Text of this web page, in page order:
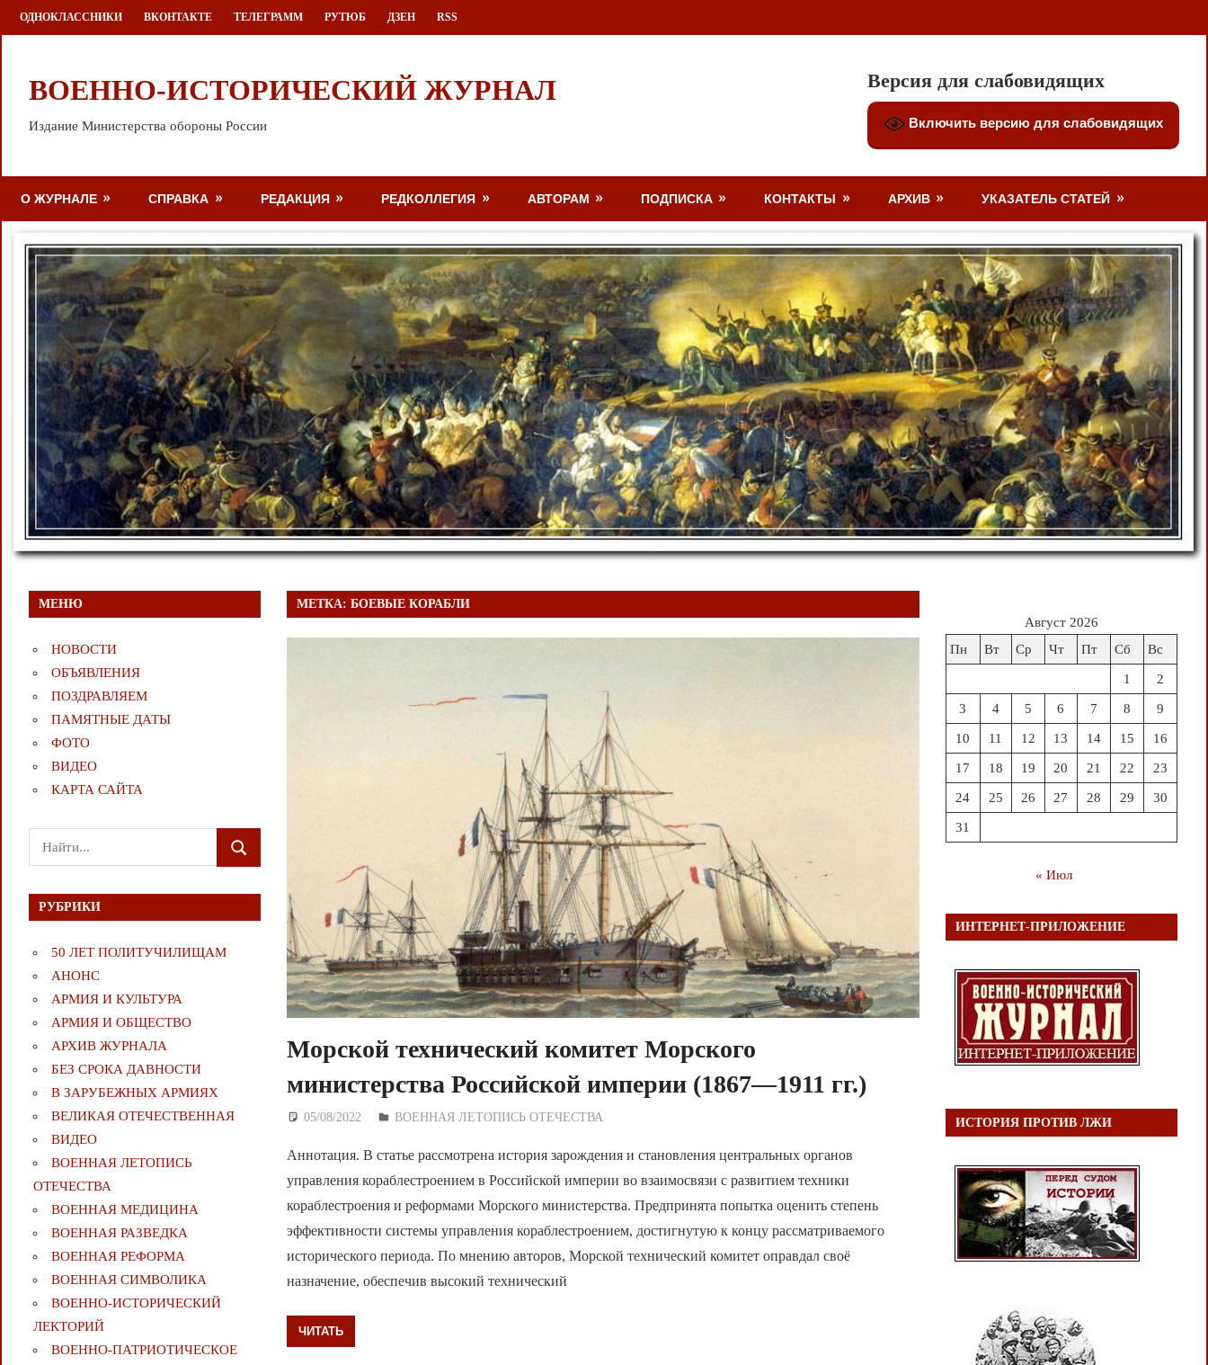
Перейти
к
ОДНОКЛАССНИКИ ВКОНТАКТЕ ТЕЛЕГРАММ РУТЮБ ДЗЕН RSS
ВОЕННО-ИСТОРИЧЕСКИЙ ЖУРНАЛ
Издание Министерства обороны России
Версия для слабовидящих
Включить версию для слабовидящих
О ЖУРНАЛЕ СПРАВКА РЕДАКЦИЯ РЕДКОЛЛЕГИЯ АВТОРАМ ПОДПИСКА КОНТАКТЫ АРХИВ УКАЗАТЕЛЬ СТАТЕЙ
МЕТКА:БОЕВЫЕ КОРАБЛИ
Морской технический комитет Морского
министерства Российской империи (1867—1911 гг.)
05/08/2022 Дежурный по Редакции
ВОЕННАЯ ЛЕТОПИСЬ ОТЕЧЕСТВА
Аннотация. В статье рассмотрена история зарождения и становления центральных органов
управления кораблестроением в Российской империи во взаимосвязи с развитием техники
кораблестроения и реформами Морского министерства. Предпринята попытка оценить степень
эффективности системы управления кораблестроением, достигнутую к концу рассматриваемого
исторического периода. По мнению авторов, Морской технический комитет оправдал своё
назначение, обеспечив высокий технический
ЧИТАТЬ
МЕНЮ
НОВОСТИ
ОБЪЯВЛЕНИЯ
ПОЗДРАВЛЯЕМ
ПАМЯТНЫЕ ДАТЫ
ФОТО
ВИДЕО
КАРТА САЙТА
Поиск
для:
ПОИСК
РУБРИКИ
50 ЛЕТ ПОЛИТУЧИЛИЩАМ
АНОНС
АРМИЯ И КУЛЬТУРА
АРМИЯ И ОБЩЕСТВО
АРХИВ ЖУРНАЛА
БЕЗ СРОКА ДАВНОСТИ
В ЗАРУБЕЖНЫХ АРМИЯХ
ВЕЛИКАЯ ОТЕЧЕСТВЕННАЯ
ВИДЕО
ВОЕННАЯ ЛЕТОПИСЬ
ОТЕЧЕСТВА
ВОЕННАЯ МЕДИЦИНА
ВОЕННАЯ РАЗВЕДКА
ВОЕННАЯ РЕФОРМА
ВОЕННАЯ СИМВОЛИКА
ВОЕННО-ИСТОРИЧЕСКИЙ
ЛЕКТОРИЙ
ВОЕННО-ПАТРИОТИЧЕСКОЕ
Август 2026
Пн
Вт Ср Чт Пт Сб Вс
1 2
3 4 5 6 7 8 9
10 11 12 13 14 15 16
17 18 19 20 21 22 23
24 25 26 27 28 29 30
31
« Июл
ИНТЕРНЕТ-ПРИЛОЖЕНИЕ
ИСТОРИЯ ПРОТИВ ЛЖИ